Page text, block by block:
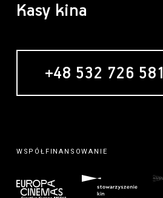
Kasy kina
+48 532 726 581
WSPÓŁFINANSOWANIE